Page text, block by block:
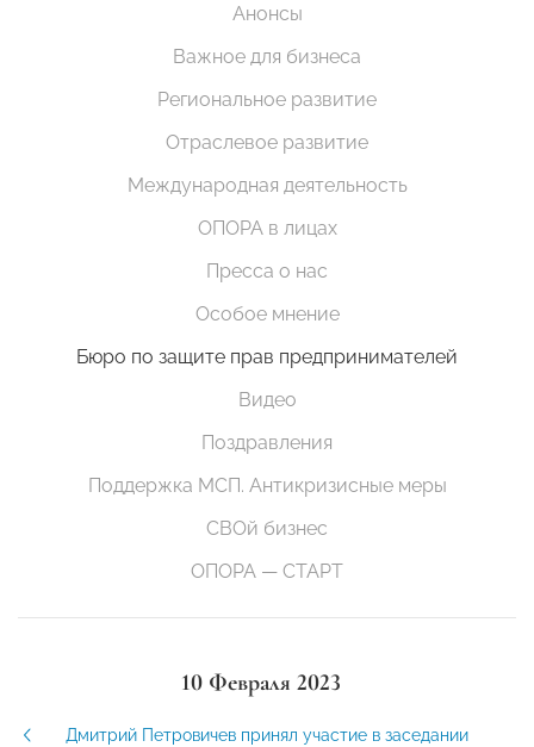
Анонсы
Важное для бизнеса
Региональное развитие
Отраслевое развитие
Международная деятельность
ОПОРА в лицах
Пресса о нас
Особое мнение
Бюро по защите прав предпринимателей
Видео
Поздравления
Поддержка МСП. Антикризисные меры
СВОй бизнес
ОПОРА — СТАРТ
10 Февраля 2023
Дмитрий Петровичев принял участие в заседании